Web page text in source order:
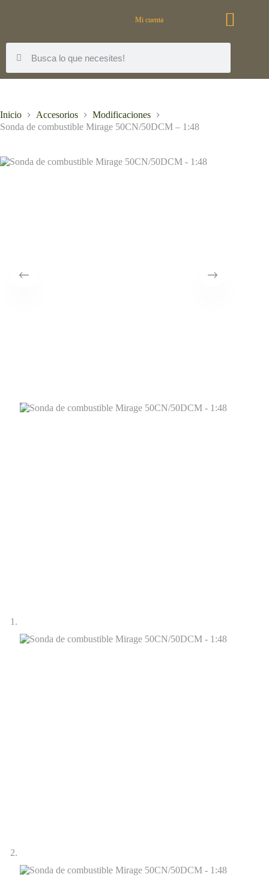
Mi cuenta
Inicio Accesorios
Modificaciones
Sonda de combustible Mirage 50CN/50DCM – 1:48